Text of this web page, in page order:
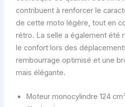
contribuent à renforcer le
de cette moto légère, tout en
rétro. La selle a également été
le confort lors des
rembourrage optimisé et une
mais élégante.
Moteur monocylindre 124